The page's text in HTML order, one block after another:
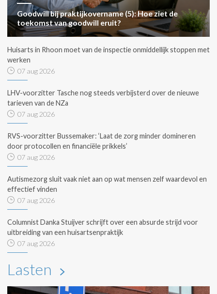
Goodwill bij praktijkovername (5): Hoe ziet de
toekomst van goodwill eruit?
Huisarts in Rhoon moet van de inspectie onmiddellijk stoppen met
werken
07 aug 2026
LHV-voorzitter Tasche nog steeds verbijsterd over de nieuwe
tarieven van de NZa
07 aug 2026
RVS-voorzitter Bussemaker: ‘Laat de zorg minder domineren
door protocollen en financiële prikkels’
07 aug 2026
Autismezorg sluit vaak niet aan op wat mensen zelf waardevol en
effectief vinden
07 aug 2026
Columnist Danka Stuijver schrijft over een absurde strijd voor
uitbreiding van een huisartsenpraktijk
07 aug 2026
Lasten